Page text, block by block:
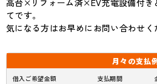
高台×リフォーム済×EV充電設備付き
てです。
気になる方はお早めにお問い合わせく
月々の支払
借入ご希望金額 支払期間